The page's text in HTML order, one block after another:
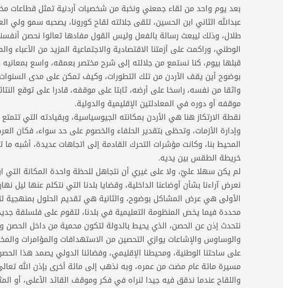
بعد يوم واحد من لقاء جمعني ونخبة من شخصيات أردنية تمثل قطاعات
عبدالله الثاني ابن الحسين، تلقى جلالته لقاح كورونا، يصحبه سمو ولي
طلال، وذلك ليبعث رسالة بالفعل وليس القول مفادها تعالوا نحصن
الوطني، وراكمت على أزمتنا الاقتصادية والاجتماعية المزيد من الأعباء
قبلها بيوم، كنا نستمع من جلالته إلى شرح مختصر بعمقه، واسع بمعانيه
بوضوح أين يقف الأردن من تلك التطورات، وكيف تمكن على مدى السنوات
واثقا من نفسه، راسخا على أرضه، ثابتا على موقفه، قادرا على توقع
موقفه أو دوره في المعادلتين الإقليمية والدولية.
نقطة الارتكاز هنا هي الأردن بمكانته الجيوسياسية، وبقيادته التي
وإدارة الأزمات، وتحظى بتقدير الحلفاء والخصوم على حد سواء،
المحيط بنا، وكانت مؤشرات التحرك القادمة إلى اتجاهات عديدة، أشبه ما
خريطة الطقس بين يديه.
لم يكن سهلا عليّ، ولا على غيري أن نتجاهل للحظة واحدة المكانة التي
نعرض آراءنا بشأن أوضاعنا الداخلية، وقضايا بلدنا التي نتكلم عنها ليل
الأولى هي عرض المشاكل بوضوح، والثانية هي تقديم الحلول بمنهجية
محددة فيما يخص المنظومة التعليمية في بلدنا، لتقوم على فلسلفة
نتحدث إذن عن الحصن، الذي يحيط بالدولة لتكون محمية من داخل الحصن
والوساوس والإشاعات يوازي التحصين من الاستهدافات والمؤامرات
على ساحتنا الوطنية، ومحيطنا الإقليمي، وفضائنا الدولي يصمد هذا
مسيرة مائة عام مضت من عمره، وبه نذهب إلى مائة أخرى بإذن الله
واللقاح عندما ندقق فيه جيدا لنراه في فكر وموقف القائد الأعلى، أو